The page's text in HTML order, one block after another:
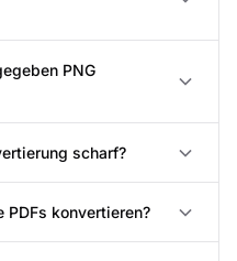
PNG
scharf?
konvertieren?